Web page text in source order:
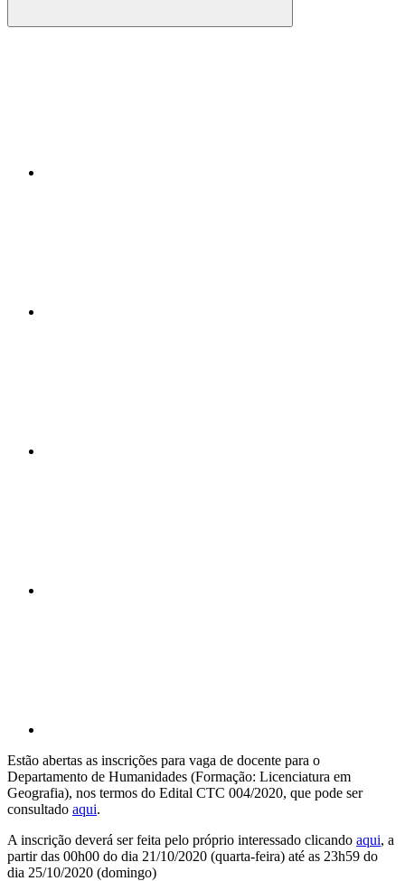
Compartilhar
Estão abertas as inscrições para vaga de docente para o
Departamento de Humanidades (Formação: Licenciatura em
Geografia), nos termos do Edital CTC 004/2020, que pode ser
consultado aqui.
A inscrição deverá ser feita pelo próprio interessado clicando aqui, a
partir das 00h00 do dia 21/10/2020 (quarta-feira) até as 23h59 do
dia 25/10/2020 (domingo)